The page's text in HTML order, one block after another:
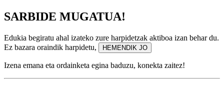
SARBIDE MUGATUA!
Edukia begiratu ahal izateko zure harpidetzak aktiboa izan behar du.
Ez bazara oraindik harpidetu,
HEMENDIK JO
Izena emana eta ordainketa egina baduzu, konekta zaitez!